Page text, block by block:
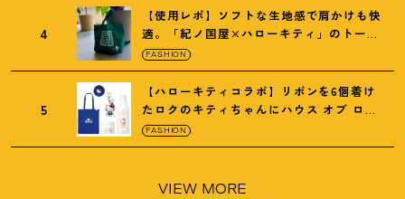
4
【使用レポ】ソフトな生地感で肩かけも快
適。「紀ノ国屋×ハローキティ」のトート
がガシガシ使えて最高です
FASHION
5
【ハローキティコラボ】リボンを6個着け
たロクのキティちゃんにハウス オブ ロー
ゼの限定パケも
FASHION
VIEW MORE